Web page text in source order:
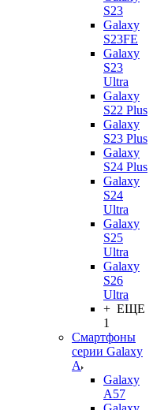
S23
Galaxy
S23FE
Galaxy
S23
Ultra
Galaxy
S22 Plus
Galaxy
S23 Plus
Galaxy
S24 Plus
Galaxy
S24
Ultra
Galaxy
S25
Ultra
Galaxy
S26
Ultra
+ ЕЩЕ
1
Смартфоны
серии Galaxy
A
Galaxy
A57